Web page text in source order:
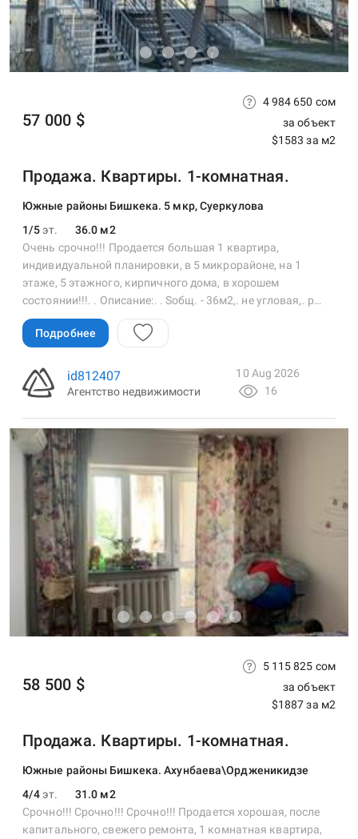
Продажа. Квартиры. 1-комнатная.
Южные районы Бишкека. 5 мкр, Суеркулова
1/5 эт. 36.0 м2
57 000 $
4 984 650 сом
за объект
$1583 за м2
Очень срочно!!! Продается большая 1 квартира,
индивидуальной планировки, в 5 микрорайоне, на 1
этаже, 5 этажного, кирпичного дома, в хорошем
состоянии!!!. . Описание:. . Sобщ. - 36м2,. не угловая,. р…
Подробнее
id812407
Агентство недвижимости
10 Aug 2026
16
Продажа. Квартиры. 1-комнатная.
Южные районы Бишкека. Ахунбаева\Ордженикидзе
4/4 эт. 31.0 м2
58 500 $
5 115 825 сом
за объект
$1887 за м2
Срочно!!! Срочно!!! Срочно!!! Продается хорошая, после
капитального, свежего ремонта, 1 комнатная квартира,